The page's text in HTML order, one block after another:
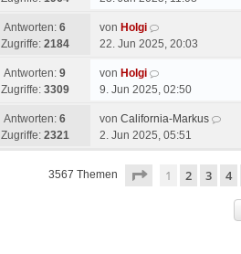
Antworten: 6
Zugriffe: 2184
von Holgi
22. Jun 2025, 20:03
Antworten: 9
Zugriffe: 3309
von Holgi
9. Jun 2025, 02:50
Antworten: 6
Zugriffe: 2321
von California-Markus
2. Jun 2025, 05:51
3567 Themen Seite von72
1 2 3 4